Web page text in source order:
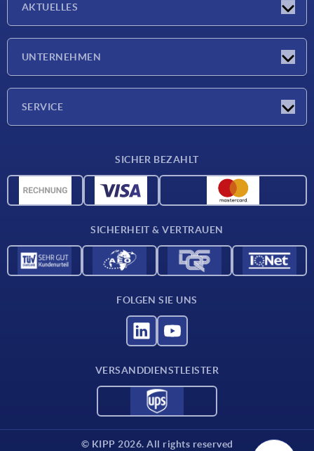
AKTUELLES
UNTERNEHMEN
SERVICE
CAD-Daten
SICHER BEZAHLT
SICHERHEIT & VERTRAUEN
FOLGEN SIE UNS
VERSANDDIENSTLEISTER
© KIPP 2026. All rights reserved